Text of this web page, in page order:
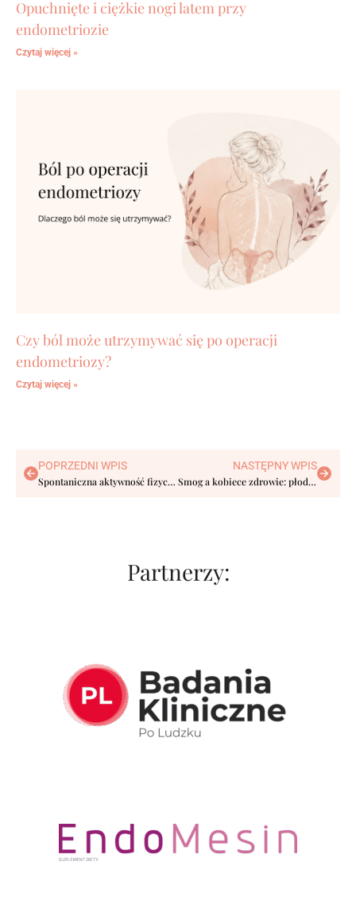
Opuchnięte i ciężkie nogi latem przy
endometriozie
Czytaj więcej »
Czy ból może utrzymywać się po operacji
endometriozy?
Czytaj więcej »
POPRZEDNI WPIS
Spontaniczna aktywność fizyczna, czyli NEAT
NASTĘPNY WPIS
Smog a kobiece zdrowie: płodność i bolesność miesiączek
Partnerzy: